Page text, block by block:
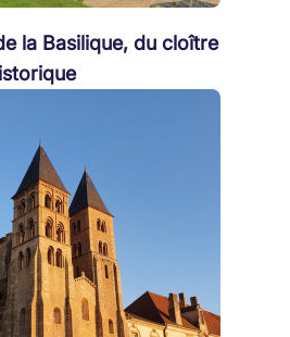
la Basilique, du cloître